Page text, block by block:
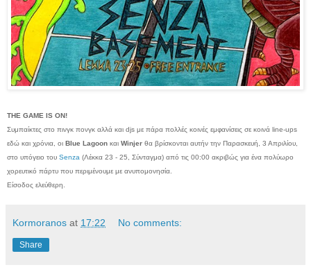
THE GAME IS ON!
Συμπαίκτες στο πινγκ πονγκ αλλά και djs με πάρα πολλές κοινές εμφανίσεις σε κοινά line-ups
εδώ και χρόνια, οι Blue Lagoon και Winjer θα βρίσκονται αυτήν την Παρασκευή, 3 Απριλίου,
στο υπόγειο του Senza (Λέκκα 23 - 25, Σύνταγμα) από τις 00:00 ακριβώς για ένα πολύωρο
χορευτικό πάρτυ που περιμένουμε με ανυπομονησία.
Είσοδος ελεύθερη.
Kormoranos at 17:22 No comments:
Share